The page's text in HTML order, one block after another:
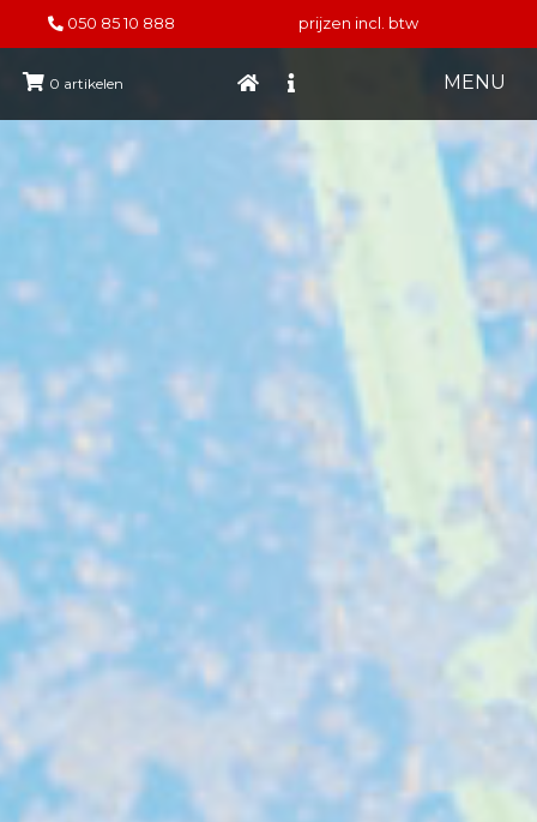
050 85 10 888 prijzen incl. btw
0 artikelen MENU